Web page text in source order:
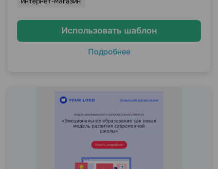
Использовать шаблон
Подробнее